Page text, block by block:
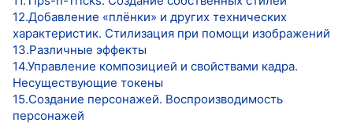
12.Добавление «плёнки» и других технических
характеристик. Стилизация при помощи изображений
13.Различные эффекты
14.Управление композицией и свойствами кадра.
Несуществующие токены
15.Создание персонажей. Воспроизводимость
персонажей